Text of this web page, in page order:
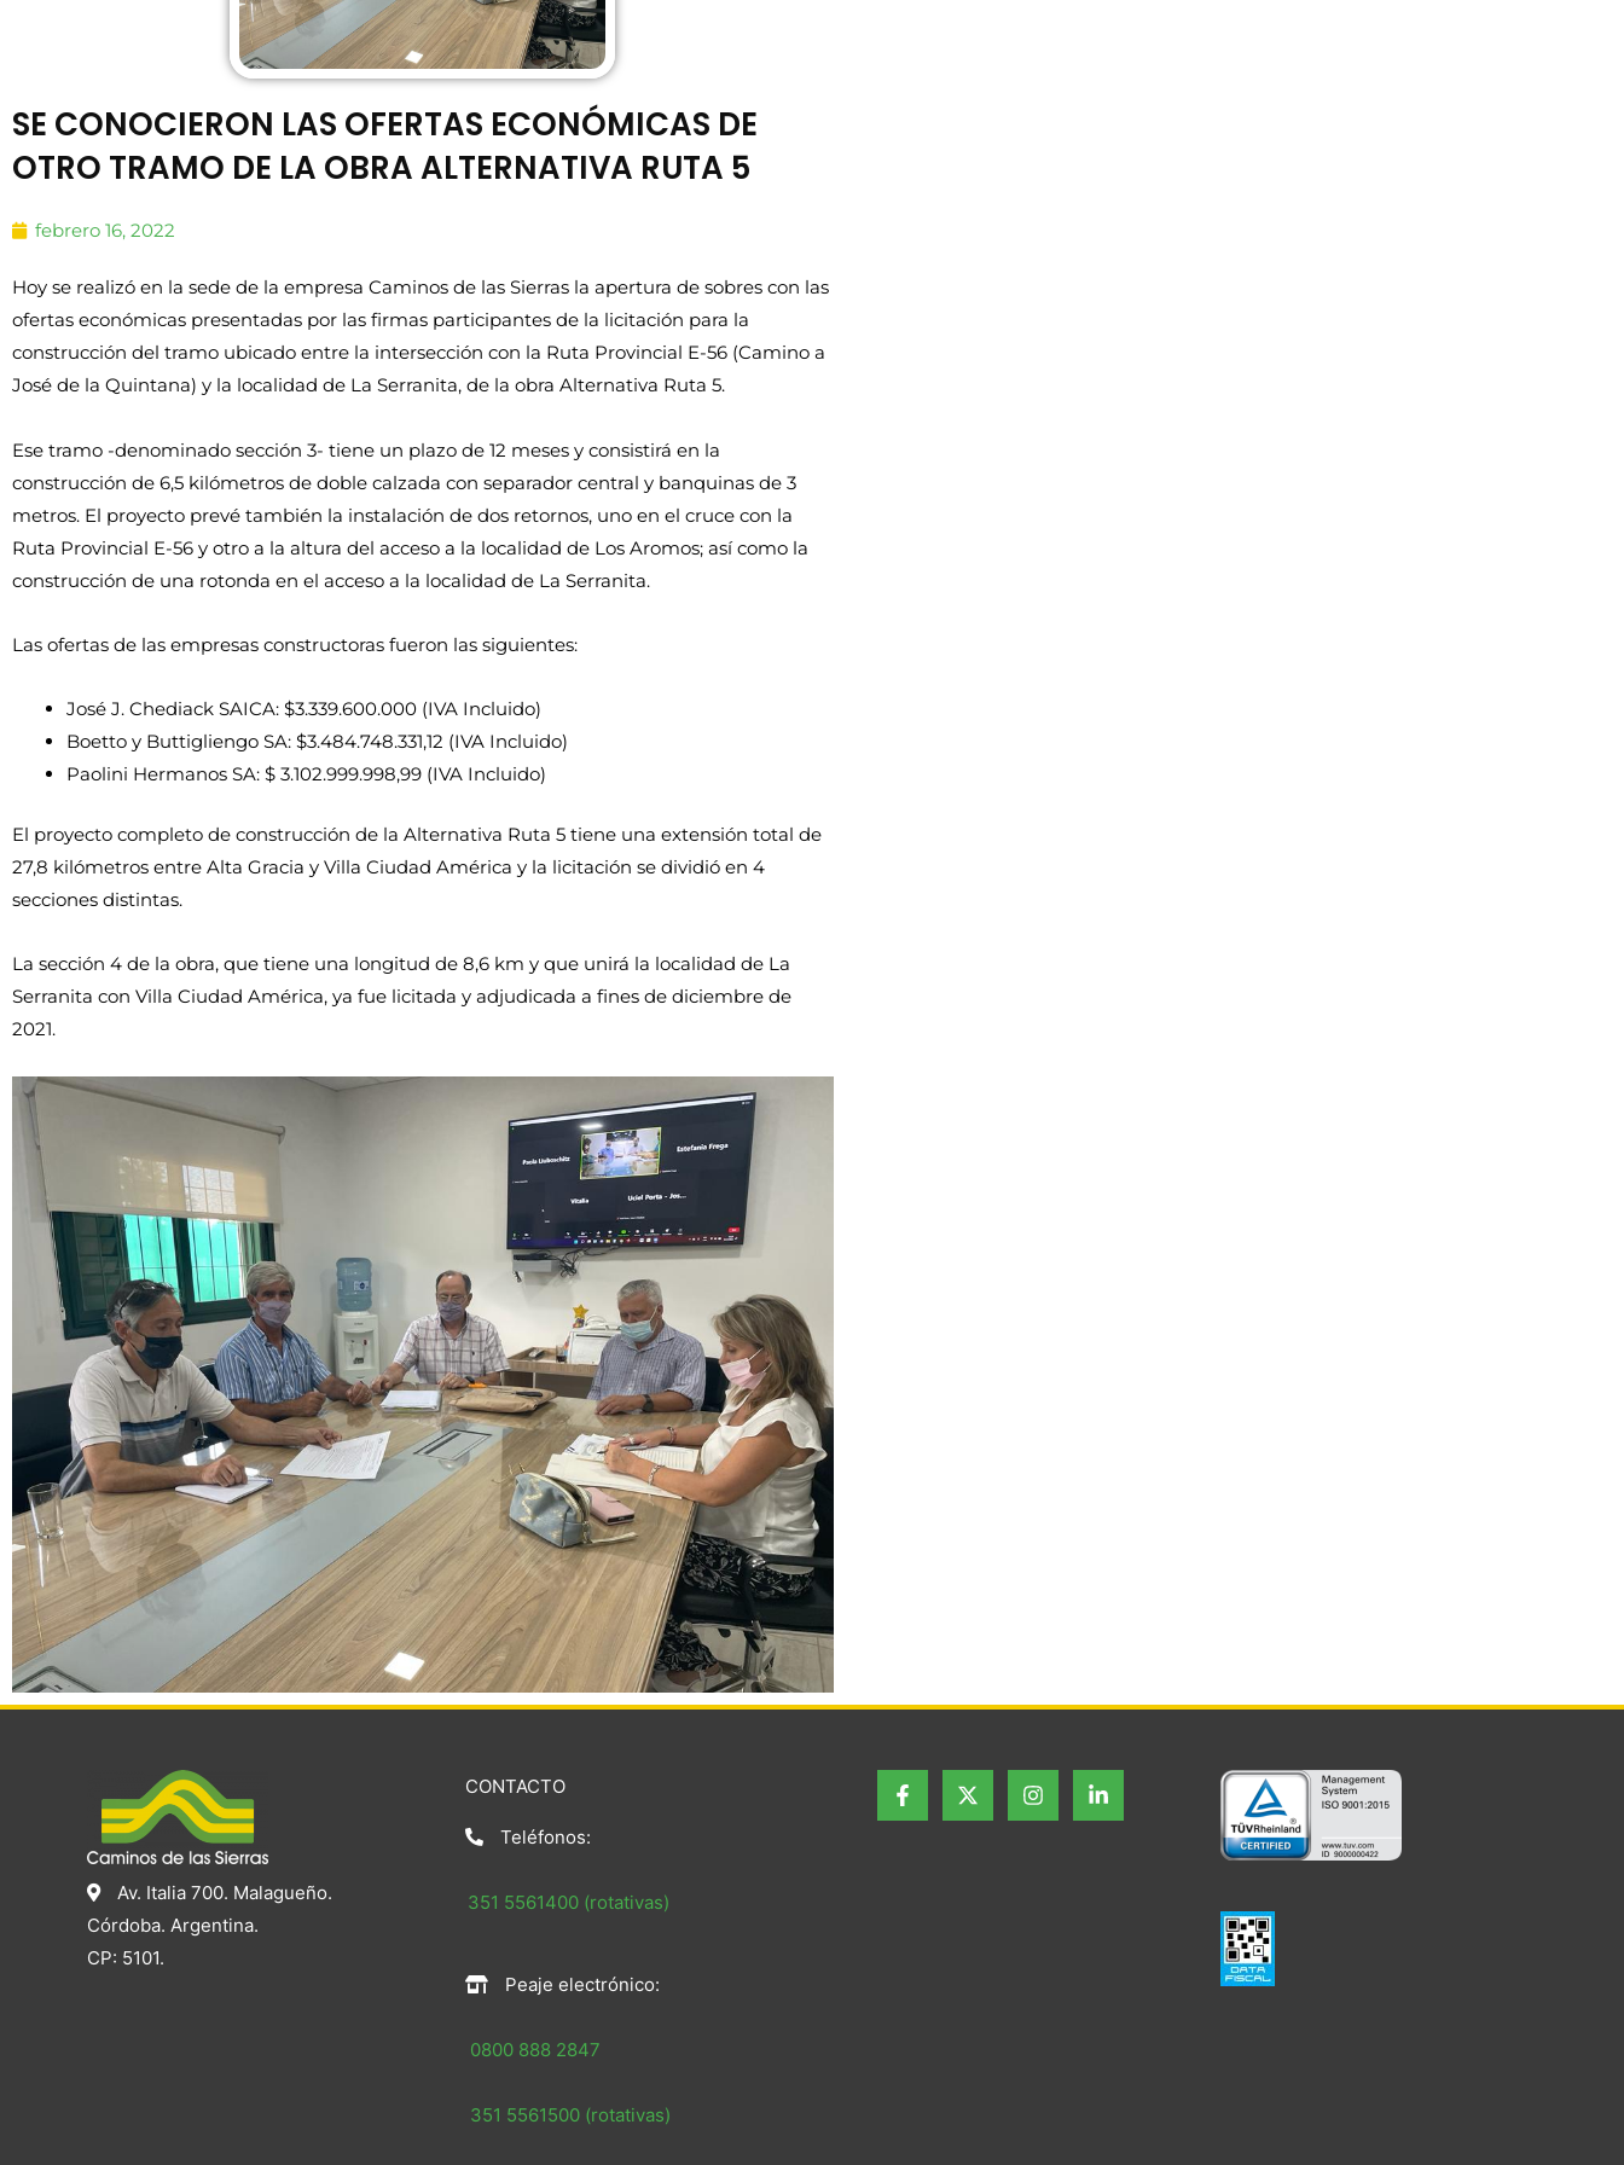
SE CONOCIERON LAS OFERTAS ECONÓMICAS DE
OTRO TRAMO DE LA OBRA ALTERNATIVA RUTA 5
febrero 16, 2022
Hoy se realizó en la sede de la empresa Caminos de las Sierras la apertura de sobres con las
ofertas económicas presentadas por las firmas participantes de la licitación para la
construcción del tramo ubicado entre la intersección con la Ruta Provincial E-56 (Camino a
José de la Quintana) y la localidad de La Serranita, de la obra Alternativa Ruta 5.
Ese tramo -denominado sección 3- tiene un plazo de 12 meses y consistirá en la
construcción de 6,5 kilómetros de doble calzada con separador central y banquinas de 3
metros. El proyecto prevé también la instalación de dos retornos, uno en el cruce con la
Ruta Provincial E-56 y otro a la altura del acceso a la localidad de Los Aromos; así como la
construcción de una rotonda en el acceso a la localidad de La Serranita.
Las ofertas de las empresas constructoras fueron las siguientes:
José J. Chediack SAICA: $3.339.600.000 (IVA Incluido)
Boetto y Buttigliengo SA: $3.484.748.331,12 (IVA Incluido)
Paolini Hermanos SA: $ 3.102.999.998,99 (IVA Incluido)
El proyecto completo de construcción de la Alternativa Ruta 5 tiene una extensión total de
27,8 kilómetros entre Alta Gracia y Villa Ciudad América y la licitación se dividió en 4
secciones distintas.
La sección 4 de la obra, que tiene una longitud de 8,6 km y que unirá la localidad de La
Serranita con Villa Ciudad América, ya fue licitada y adjudicada a fines de diciembre de
2021.
Av. Italia 700. Malagueño.
Córdoba. Argentina.
CP: 5101.
CONTACTO
Teléfonos:
351 5561400 (rotativas)
Peaje electrónico:
0800 888 2847
351 5561500 (rotativas)